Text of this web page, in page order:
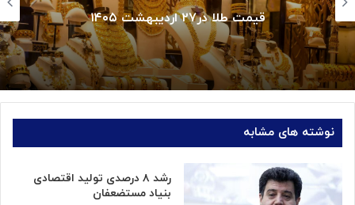
رتبه‌بندی شرکت‌های برتر ایران در همایش IMI100
نوشته های مشابه
رشد ۸ درصدی تولید اقتصادی
بنیاد مستضعفان